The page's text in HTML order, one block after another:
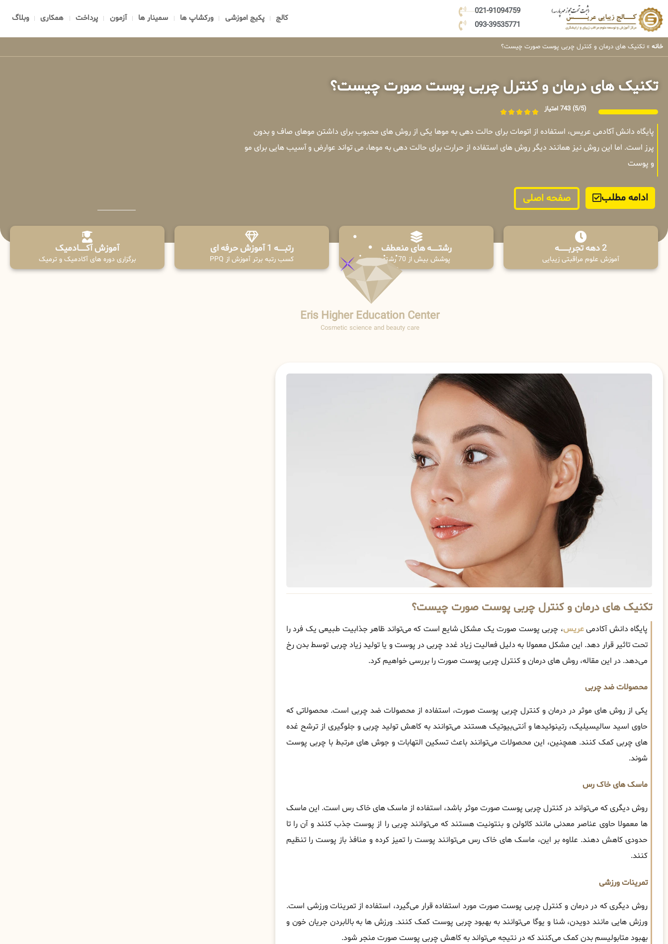
021-91094759
093-39535771
کالج پکیج اموزشی ورکشاپ ها سمینار ها آزمون پرداخت همکاری وبلاگ
خانه » تکنیک های درمان و کنترل چربی پوست صورت چیست؟
تکنیک های درمان و کنترل چربی پوست صورت چیست؟
(5/5) 743 امتیاز
پایگاه دانش آکادمی عریس، استفاده از اتومات برای حالت دهی به موها یکی از روش های محبوب برای داشتن موهای صاف و بدون
پرز است. اما این روش نیز همانند دیگر روش های استفاده از حرارت برای حالت دهی به موها، می تواند عوارض و آسیب هایی برای مو
و پوست
ادامه مطلب صفحه اصلی
2 دهه تجربـــــــــه
آموزش علوم مراقبتی زیبایی
رشتـــــــه های منعطف
پوشش بیش از 70 رشته
رتبــــــه 1 آموزش حرفه ای
کسب رتبه برتر آموزش از PPQ
آموزش آکـــــــادمیک
برگزاری دوره های آکادمیک و ترمیک
Eris Higher Education Center
Cosmetic science and beauty care
تکنیک های درمان و کنترل چربی پوست صورت چیست؟
پایگاه دانش آکادمیعریس، چربی پوست صورت یک مشکل شایع است که می‌تواند ظاهر جذابیت طبیعی یک فرد را
تحت تاثیر قرار دهد. این مشکل معمولا به دلیل فعالیت زیاد غدد چربی در پوست و یا تولید زیاد چربی توسط بدن رخ
می‌دهد. در این مقاله، روش های درمان و کنترل چربی پوست صورت را بررسی خواهیم کرد.
محصولات ضد چربی
یکی از روش های موثر در درمان و کنترل چربی پوست صورت، استفاده از محصولات ضد چربی است. محصولاتی که
حاوی اسید سالیسیلیک، رتینوئیدها و آنتی‌بیوتیک هستند می‌توانند به کاهش تولید چربی و جلوگیری از ترشح غده
های چربی کمک کنند. همچنین، این محصولات می‌توانند باعث تسکین التهابات و جوش های مرتبط با چربی پوست
شوند.
ماسک های خاک رس
روش دیگری که می‌تواند در کنترل چربی پوست صورت موثر باشد، استفاده از ماسک های خاک رس است. این ماسک
ها معمولا حاوی عناصر معدنی مانند کائولن و بنتونیت هستند که می‌توانند چربی را از پوست جذب کنند و آن را تا
حدودی کاهش دهند. علاوه بر این، ماسک های خاک رس می‌توانند پوست را تمیز کرده و منافذ باز پوست را تنظیم
کنند.
تمرینات ورزشی
روش دیگری که در درمان و کنترل چربی پوست صورت مورد استفاده قرار می‌گیرد، استفاده از تمرینات ورزشی است.
ورزش هایی مانند دویدن، شنا و یوگا می‌توانند به بهبود چربی پوست کمک کنند. ورزش ها به بالابردن جریان خون و
بهبود متابولیسم بدن کمک می‌کنند که در نتیجه می‌تواند به کاهش چربی پوست صورت منجر شود.